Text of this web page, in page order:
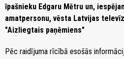
īpašnieku Edgaru Mētru un,
amatpersonu, vēsta Latvijas
"Aizliegtais paņēmiens"
Pēc raidījuma rīcībā esošās